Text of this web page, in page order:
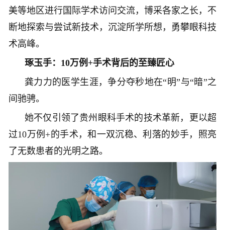
美等地区进行国际学术访问交流，博采各家之长，不
断地探索与尝试新技术，沉淀所学所想，勇攀眼科技
术高峰。
琢玉手：10万例+手术背后的至臻匠心
龚力力的医学生涯，争分夺秒地在“明”与“暗”之
间驰骋。
她不仅引领了贵州眼科手术的技术革新，更以超
过10万例+的手术，和一双沉稳、利落的妙手，照亮
了无数患者的光明之路。